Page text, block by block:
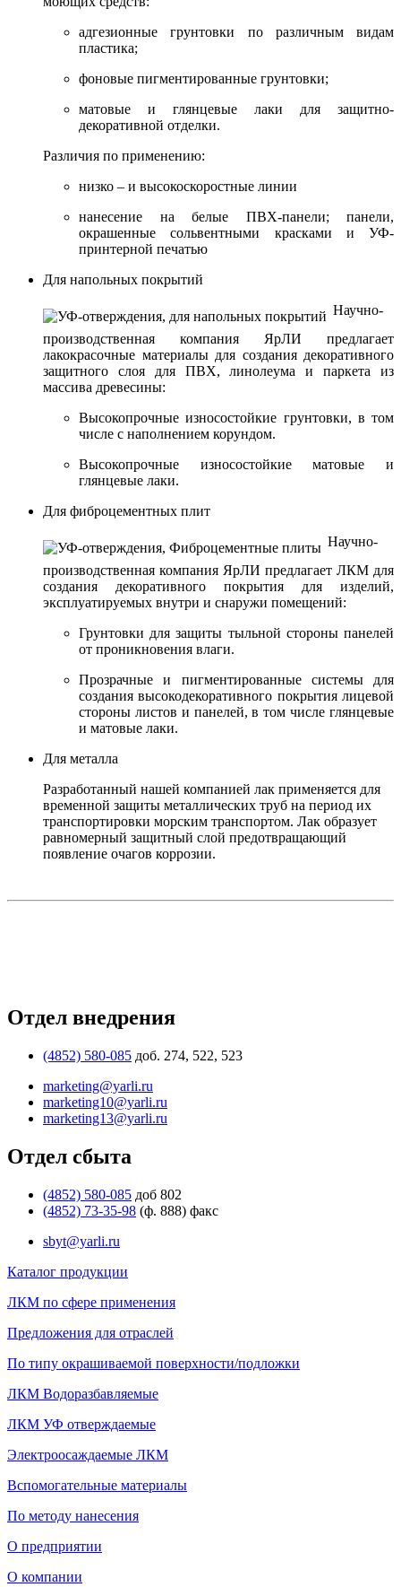
адгезионные грунтовки по различным видам
пластика;
фоновые пигментированные грунтовки;
матовые и глянцевые лаки для защитно-
декоративной отделки.
Различия по применению:
низко – и высокоскоростные линии
нанесение на белые ПВХ-панели; панели,
окрашенные сольвентными красками и УФ-
принтерной печатью
Для напольных покрытий
Научно-
производственная компания ЯрЛИ предлагает
лакокрасочные материалы для создания декоративного
защитного слоя для ПВХ, линолеума и паркета из
массива древесины:
Высокопрочные износостойкие грунтовки, в том
числе с наполнением корундом.
Высокопрочные износостойкие матовые и
глянцевые лаки.
Для фиброцементных плит
Научно-
производственная компания ЯрЛИ предлагает ЛКМ для
создания декоративного покрытия для изделий,
эксплуатируемых внутри и снаружи помещений:
Грунтовки для защиты тыльной стороны панелей
от проникновения влаги.
Прозрачные и пигментированные системы для
создания высокодекоративного покрытия лицевой
стороны листов и панелей, в том числе глянцевые
и матовые лаки.
Для металла
Разработанный нашей компанией лак применяется для
временной защиты металлических труб на период их
транспортировки морским транспортом. Лак образует
равномерный защитный слой предотвращающий
появление очагов коррозии.
Отдел внедрения
(4852) 580-085 доб. 274, 522, 523
marketing@yarli.ru
marketing10@yarli.ru
marketing13@yarli.ru
Отдел сбыта
(4852) 580-085 доб 802
(4852) 73-35-98 (ф. 888) факс
sbyt@yarli.ru
Каталог продукции
ЛКМ по сфере применения
Предложения для отраслей
По типу окрашиваемой поверхности/подложки
ЛКМ Водоразбавляемые
ЛКМ УФ отверждаемые
Электроосаждаемые ЛКМ
Вспомогательные материалы
По методу нанесения
О предприятии
О компании